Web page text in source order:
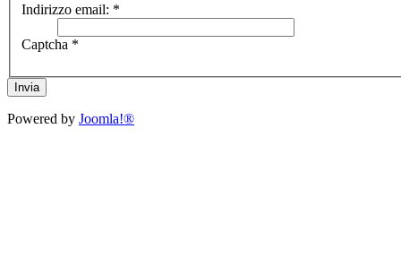
Indirizzo email: *
Captcha *
Invia
Powered by Joomla!®